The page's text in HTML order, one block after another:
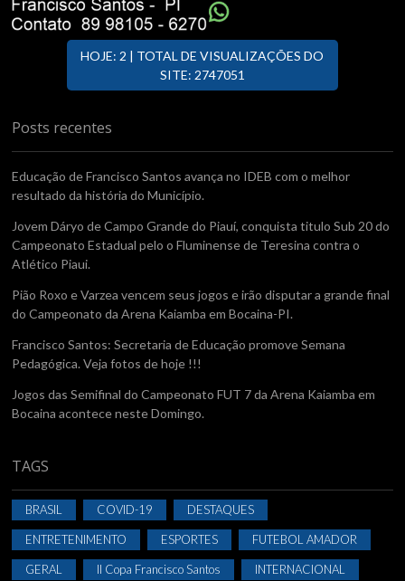
HOJE: 2 | TOTAL DE VISUALIZAÇÕES DO
SITE: 2747051
Posts recentes
Educação de Francisco Santos avança no IDEB com o melhor
resultado da história do Município.
Jovem Dáryo de Campo Grande do Piauí, conquista titulo Sub 20 do
Campeonato Estadual pelo o Fluminense de Teresina contra o
Atlético Piaui.
Pião Roxo e Varzea vencem seus jogos e irão disputar a grande final
do Campeonato da Arena Kaiamba em Bocaina-PI.
Francisco Santos: Secretaria de Educação promove Semana
Pedagógica. Veja fotos de hoje !!!
Jogos das Semifinal do Campeonato FUT 7 da Arena Kaiamba em
Bocaina acontece neste Domingo.
TAGS
BRASIL COVID-19 DESTAQUES
ENTRETENIMENTO ESPORTES FUTEBOL AMADOR
GERAL II Copa Francisco Santos INTERNACIONAL